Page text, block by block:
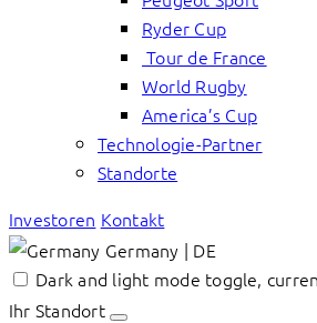
Ryder Cup
Tour de France
World Rugby
America’s Cup
Technologie-Partner
Standorte
Investoren Kontakt
Germany | DE
Dark and light mode toggle,
Ihr Standort